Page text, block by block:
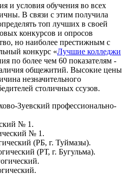
и условия обучения во всех
В связи с этим получила
топ лучших в своей
конкурсов и опросов
но наиболее престижным с
конкурс «Лучшие колледжи
по более чем 60 показателям -
общежитий. Высокие цены
незначительного
столичных ссузов.
Зуевский профессионально-
№ 1.
№ 1.
(РБ, г. Туймазы).
(РТ, г. Бугульма).